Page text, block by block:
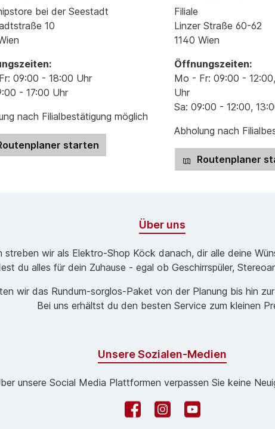
bei der Seestadt
10
09:00 - 18:00 Uhr
- 17:00 Uhr
nach Filialbestätigung möglich
starten
Filiale
Linzer Straße 60-62
1140 Wien
Öffnungszeiten:
Mo - Fr: 09:00 -
Uhr
Sa: 09:00 - 12:00,
Abholung nach
Routenplaner
Über uns
streben wir als Elektro-Shop Köck danach, dir alle deine
du alles für dein Zuhause - egal ob Geschirrspüler,
wir das Rund­um-sorg­los-Pa­ket von der Planung bis hin
Bei uns erhältst du den besten Service zum kleinen
Unsere Sozialen-Medien
unsere Social Media Plattformen verpassen Sie keine
FacebookInstagramYouTube